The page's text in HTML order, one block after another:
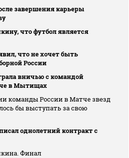
завершения карьеры
что футбол является
что не хочет быть
России
вничью с командой
в Мытищах
команды России в Матче звезд
бы выступать за свою
однолетний контракт с
Финал